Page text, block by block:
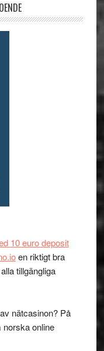
10 euro deposit
en riktigt bra
tillgängliga
nätcasinon? På
online